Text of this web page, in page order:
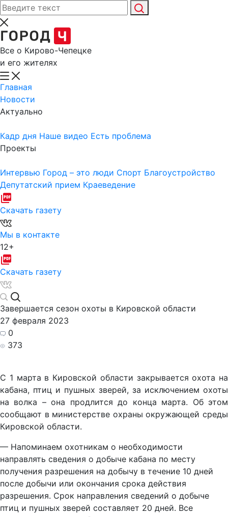
Все о Кирово-Чепецке
и его жителях
Главная
Новости
Актуально
Кадр дня Наше видео Есть проблема
Проекты
Интервью Город – это люди Спорт Благоустройство
Депутатский прием Краеведение
Скачать газету
Мы в контакте
12+
Скачать газету
Завершается сезон охоты в Кировской области
27 февраля 2023
0
373
С 1 марта в Кировской области закрывается охота на
кабана, птиц и пушных зверей, за исключением охоты
на волка – она продлится до конца марта. Об этом
сообщают в министерстве охраны окружающей среды
Кировской области.
— Напоминаем охотникам о необходимости
направлять сведения о добыче кабана по месту
получения разрешения на добычу в течение 10 дней
после добычи или окончания срока действия
разрешения. Срок направления сведений о добыче
птиц и пушных зверей составляет 20 дней. Все